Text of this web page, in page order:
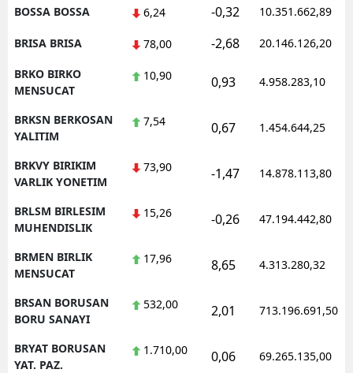
BOSSA BOSSA 6,24 -0,32 10.351.662,89
BRISA BRISA 78,00 -2,68 20.146.126,20
BRKO BIRKO
MENSUCAT
10,90 0,93 4.958.283,10
BRKSN BERKOSAN
YALITIM
7,54 0,67 1.454.644,25
BRKVY BIRIKIM
VARLIK YONETIM
73,90 -1,47 14.878.113,80
BRLSM BIRLESIM
MUHENDISLIK
15,26 -0,26 47.194.442,80
BRMEN BIRLIK
MENSUCAT
17,96 8,65 4.313.280,32
BRSAN BORUSAN
BORU SANAYI
532,00 2,01 713.196.691,50
BRYAT BORUSAN
YAT. PAZ.
1.710,00 0,06 69.265.135,00